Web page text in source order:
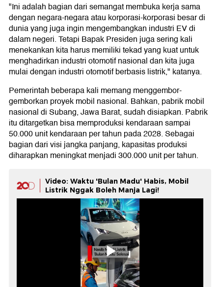
"Ini adalah bagian dari semangat membuka kerja sama
dengan negara-negara atau korporasi-korporasi besar di
dunia yang juga ingin mengembangkan industri EV di
dalam negeri. Tetapi Bapak Presiden juga sering kali
menekankan kita harus memiliki tekad yang kuat untuk
menghadirkan industri otomotif nasional dan kita juga
mulai dengan industri otomotif berbasis listrik," katanya.
Pemerintah beberapa kali memang menggembor-
gemborkan proyek mobil nasional. Bahkan, pabrik mobil
nasional di Subang, Jawa Barat, sudah disiapkan. Pabrik
itu ditargetkan bisa memproduksi kendaraan sampai
50.000 unit kendaraan per tahun pada 2028. Sebagai
bagian dari visi jangka panjang, kapasitas produksi
diharapkan meningkat menjadi 300.000 unit per tahun.
Video: Waktu 'Bulan Madu' Habis, Mobil
Listrik Nggak Boleh Manja Lagi!